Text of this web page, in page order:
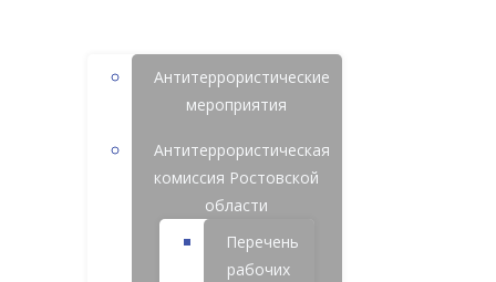
Антитеррористические
мероприятия
Антитеррористическая
комиссия Ростовской
области
Перечень
рабочих